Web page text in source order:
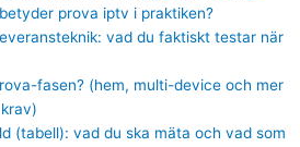
prova iptv i praktiken?
vad du faktiskt testar när
fasen? (hem, multi-device och mer
(tabell): vad du ska mäta och vad som